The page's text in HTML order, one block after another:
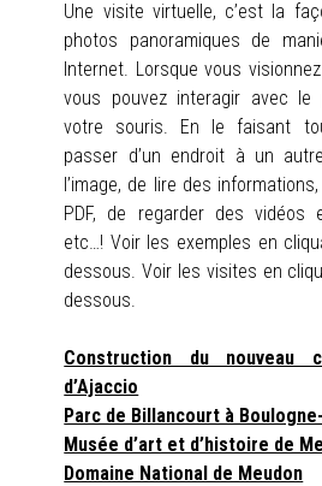
REPORTAGE
INFOS
PORTFOLIO
CONTACT
Une visite virtuelle, c’est la
photos panoramiques de
Internet. Lorsque vous
vous pouvez interagir avec le
votre souris. En le faisant
passer d’un endroit à un
l’image, de lire des
PDF, de regarder des vidéos
etc…! Voir les exemples en
dessous. Voir les visites en
dessous.
Construction du nouveau
d’Ajaccio
Parc de Billancourt à
Musée d’art et d’histoire de
Domaine National de Meudon